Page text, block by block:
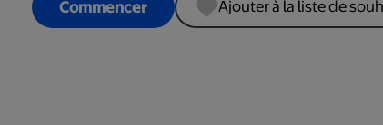
Commencer Ajouter à la liste de